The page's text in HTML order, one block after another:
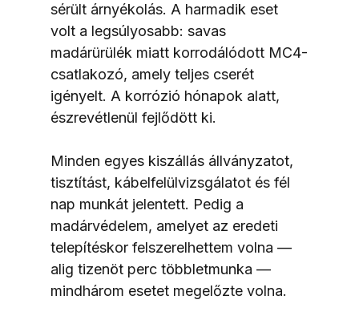
sérült árnyékolás. A harmadik eset
volt a legsúlyosabb: savas
madárürülék miatt korrodálódott MC4-
csatlakozó, amely teljes cserét
igényelt. A korrózió hónapok alatt,
észrevétlenül fejlődött ki.
Minden egyes kiszállás állványzatot,
tisztítást, kábelfelülvizsgálatot és fél
nap munkát jelentett. Pedig a
madárvédelem, amelyet az eredeti
telepítéskor felszerelhettem volna —
alig tizenöt perc többletmunka —
mindhárom esetet megelőzte volna.